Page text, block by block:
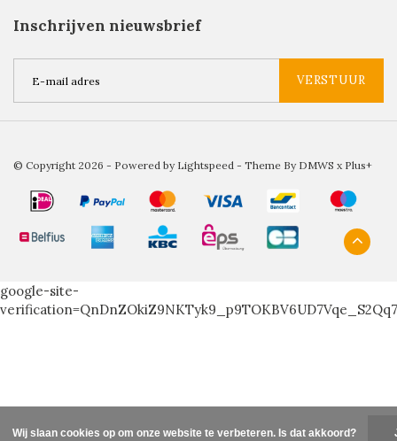
Inschrijven nieuwsbrief
VERSTUUR
© Copyright 2026 - Powered by Lightspeed - Theme By DMWS x Plus+
google-site-
Wij slaan cookies op om onze website te verbeteren. Is dat akkoord?